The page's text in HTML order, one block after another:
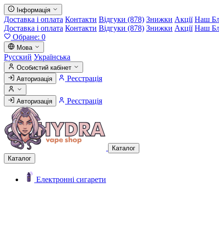
Інформація
Доставка і оплата Контакти Відгуки (878) Знижки Акції Наш
Доставка і оплата Контакти Відгуки (878) Знижки Акції Наш
Обране: 0
Мова
Русский Українська
Особистий кабінет
Авторизація
Реєстрація
Авторизація Реєстрація
Каталог
Каталог
Електронні сигарети